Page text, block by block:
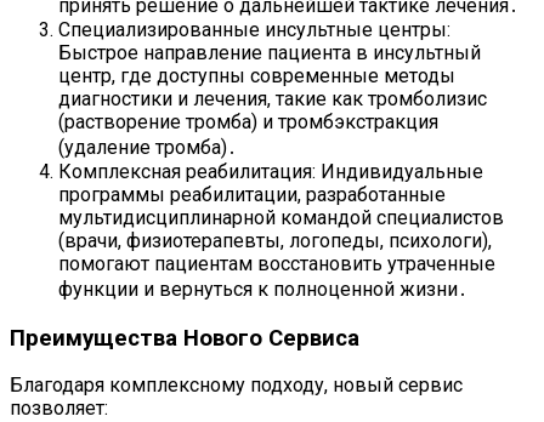
принять решение о дальнейшей тактике лечения․
Специализированные инсультные центры:
Быстрое направление пациента в инсультный
центр, где доступны современные методы
диагностики и лечения, такие как тромболизис
(растворение тромба) и тромбэкстракция
(удаление тромба)․
Комплексная реабилитация: Индивидуальные
программы реабилитации, разработанные
мультидисциплинарной командой специалистов
(врачи, физиотерапевты, логопеды, психологи),
помогают пациентам восстановить утраченные
функции и вернуться к полноценной жизни․
Преимущества Нового Сервиса
Благодаря комплексному подходу, новый сервис
позволяет: